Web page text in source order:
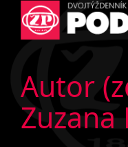
Autor
Zuzana